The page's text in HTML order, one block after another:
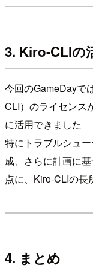
3. Kiro-CLIの
今回のGameDayで
CLI）のライセンス
に活用できました
特にトラブルシュ
成、さらに計画に
点に、Kiro-CLIの長
4. まとめ